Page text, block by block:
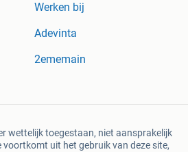
Werken bij
Adevinta
2ememain
wettelijk toegestaan, niet aansprakelijk
uit het gebruik van deze site,